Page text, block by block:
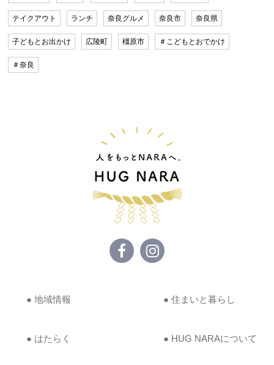
テイクアウト ランチ 奈良グルメ 奈良市 奈良県
子どもとお出かけ 広陵町 橿原市 ＃こどもとおでかけ
＃奈良
● 地域情報 ● 住まいと暮らし
● はたらく ● HUG NARAについて